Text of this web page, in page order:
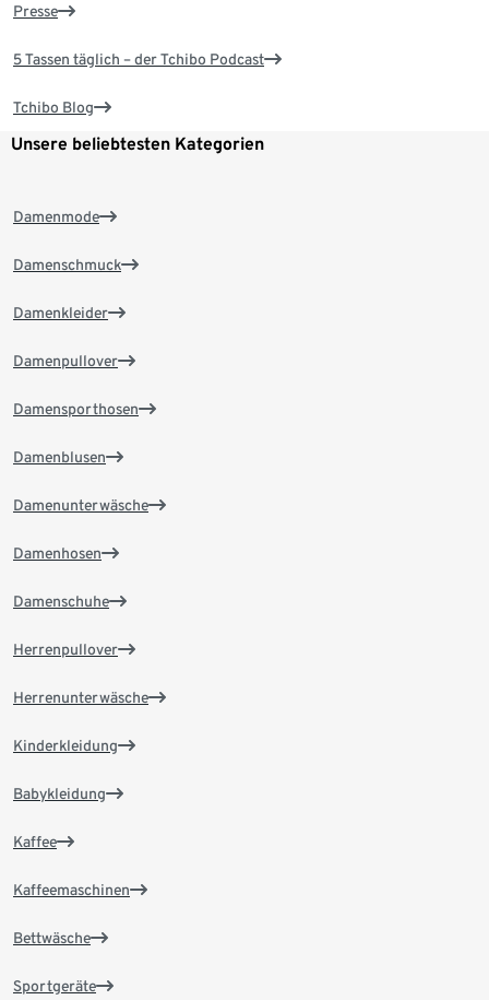
Presse
5 Tassen täglich – der Tchibo Podcast
Tchibo Blog
Unsere beliebtesten Kategorien
Damenmode
Damenschmuck
Damenkleider
Damenpullover
Damensporthosen
Damenblusen
Damenunterwäsche
Damenhosen
Damenschuhe
Herrenpullover
Herrenunterwäsche
Kinderkleidung
Babykleidung
Kaffee
Kaffeemaschinen
Bettwäsche
Sportgeräte